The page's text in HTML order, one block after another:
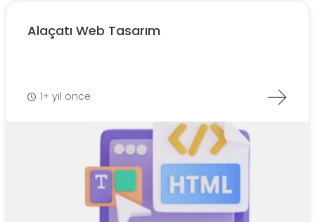
Alaçatı Web Tasarım
1+ yıl önce